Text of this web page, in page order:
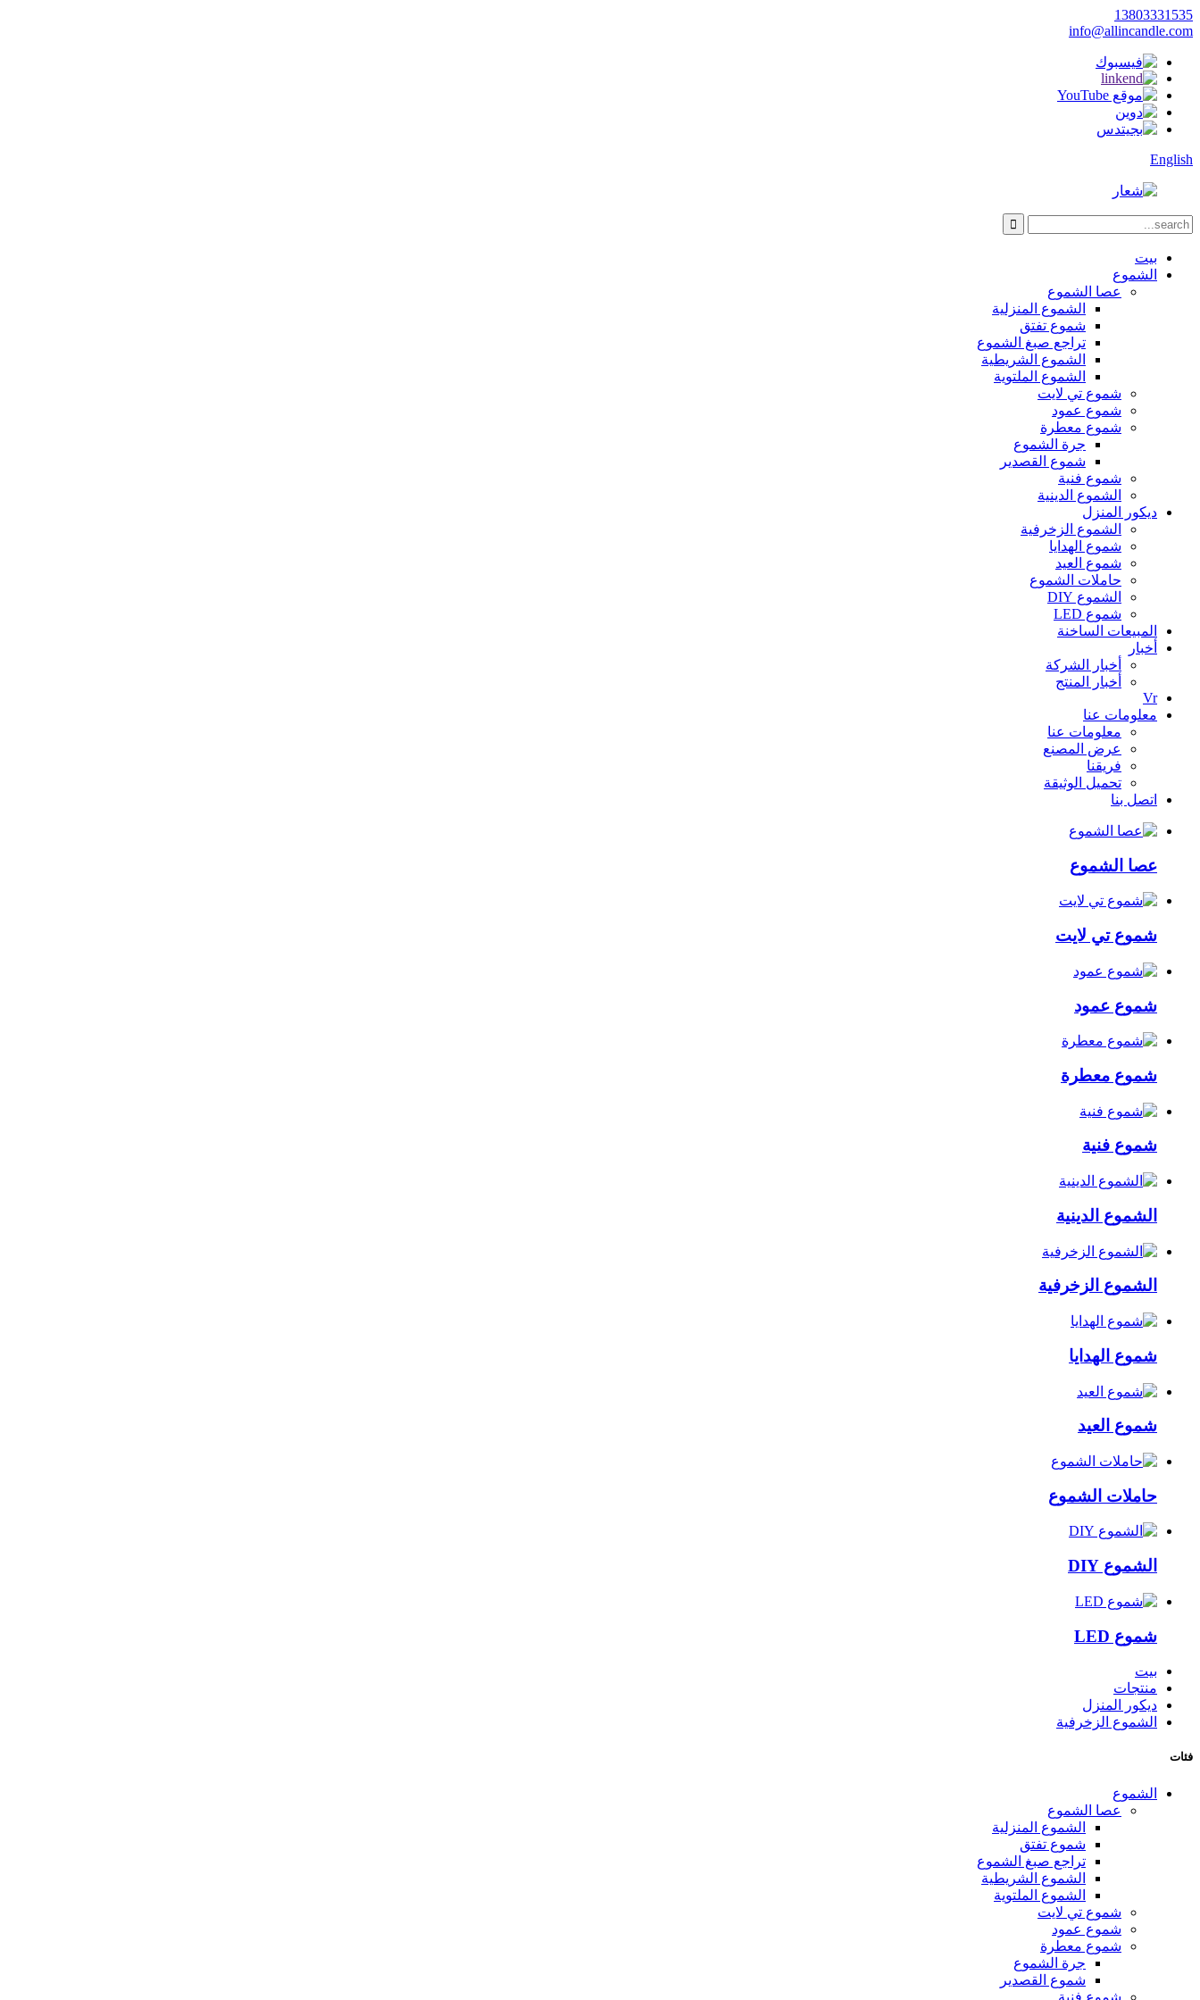
13803331535
info@allincandle.com
English
بيت
الشموع
عصا الشموع
الشموع المنزلية
شموع تفتق
تراجع صبغ الشموع
الشموع الشريطية
الشموع الملتوية
شموع تي لايت
شموع عمود
شموع معطرة
جرة الشموع
شموع القصدير
شموع فنية
الشموع الدينية
ديكور المنزل
الشموع الزخرفية
شموع الهدايا
شموع العيد
حاملات الشموع
الشموع DIY
شموع LED
المبيعات الساخنة
أخبار
أخبار الشركة
أخبار المنتج
Vr
معلومات عنا
معلومات عنا
عرض المصنع
فريقنا
تحميل الوثيقة
اتصل بنا
عصا الشموع
شموع تي لايت
شموع عمود
شموع معطرة
شموع فنية
الشموع الدينية
الشموع الزخرفية
شموع الهدايا
شموع العيد
حاملات الشموع
الشموع DIY
شموع LED
بيت
منتجات
ديكور المنزل
الشموع الزخرفية
فئات
الشموع
عصا الشموع
الشموع المنزلية
شموع تفتق
تراجع صبغ الشموع
الشموع الشريطية
الشموع الملتوية
شموع تي لايت
شموع عمود
شموع معطرة
جرة الشموع
شموع القصدير
شموع فنية